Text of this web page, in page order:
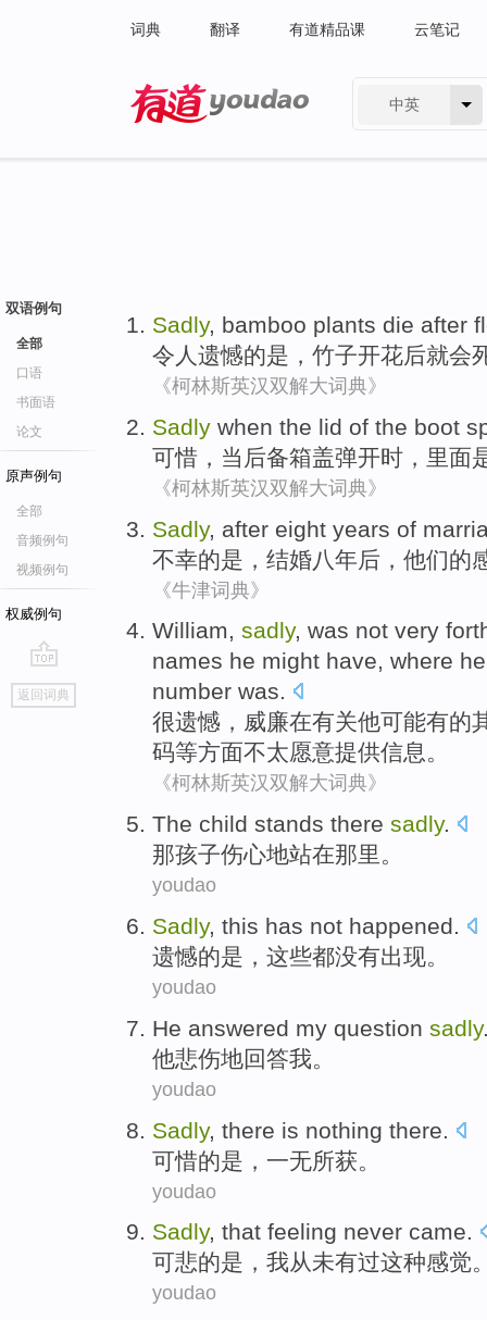
词典 翻译 有道精品课 云笔记
中英
双语例句
全部
口语
书面语
论文
原声例句
全部
音频例句
视频例句
权威例句
go
top
返回词典
Sadly, bamboo plants die after
令人遗憾的是 ， 竹子开花后就会
《柯林斯英汉双解大词典》
Sadly when the lid of the boot
可惜 ， 当 后备箱盖弹开时， 里面
《柯林斯英汉双解大词典》
Sadly, after eight years of
不幸的是， 结婚八年后 ， 他们的
《牛津词典》
William, sadly, was not very
names he might have, where
number was.
很遗憾 ， 威廉在有关他可能有的
码等方面不太愿意提供信息。
《柯林斯英汉双解大词典》
The child stands there sadly.
那孩子伤心地站在那里。
youdao
Sadly, this has not happened.
遗憾的是 ， 这些都没有出现。
youdao
He answered my question sadly
他悲伤地回答我。
youdao
Sadly, there is nothing there.
可惜的是 ， 一无所获。
youdao
Sadly, that feeling never came.
可悲的是 ，我从未有过这种感觉
youdao